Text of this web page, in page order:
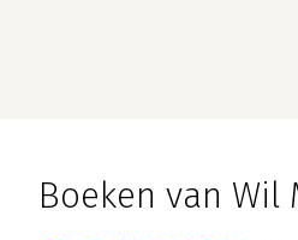
Boeken van Wil